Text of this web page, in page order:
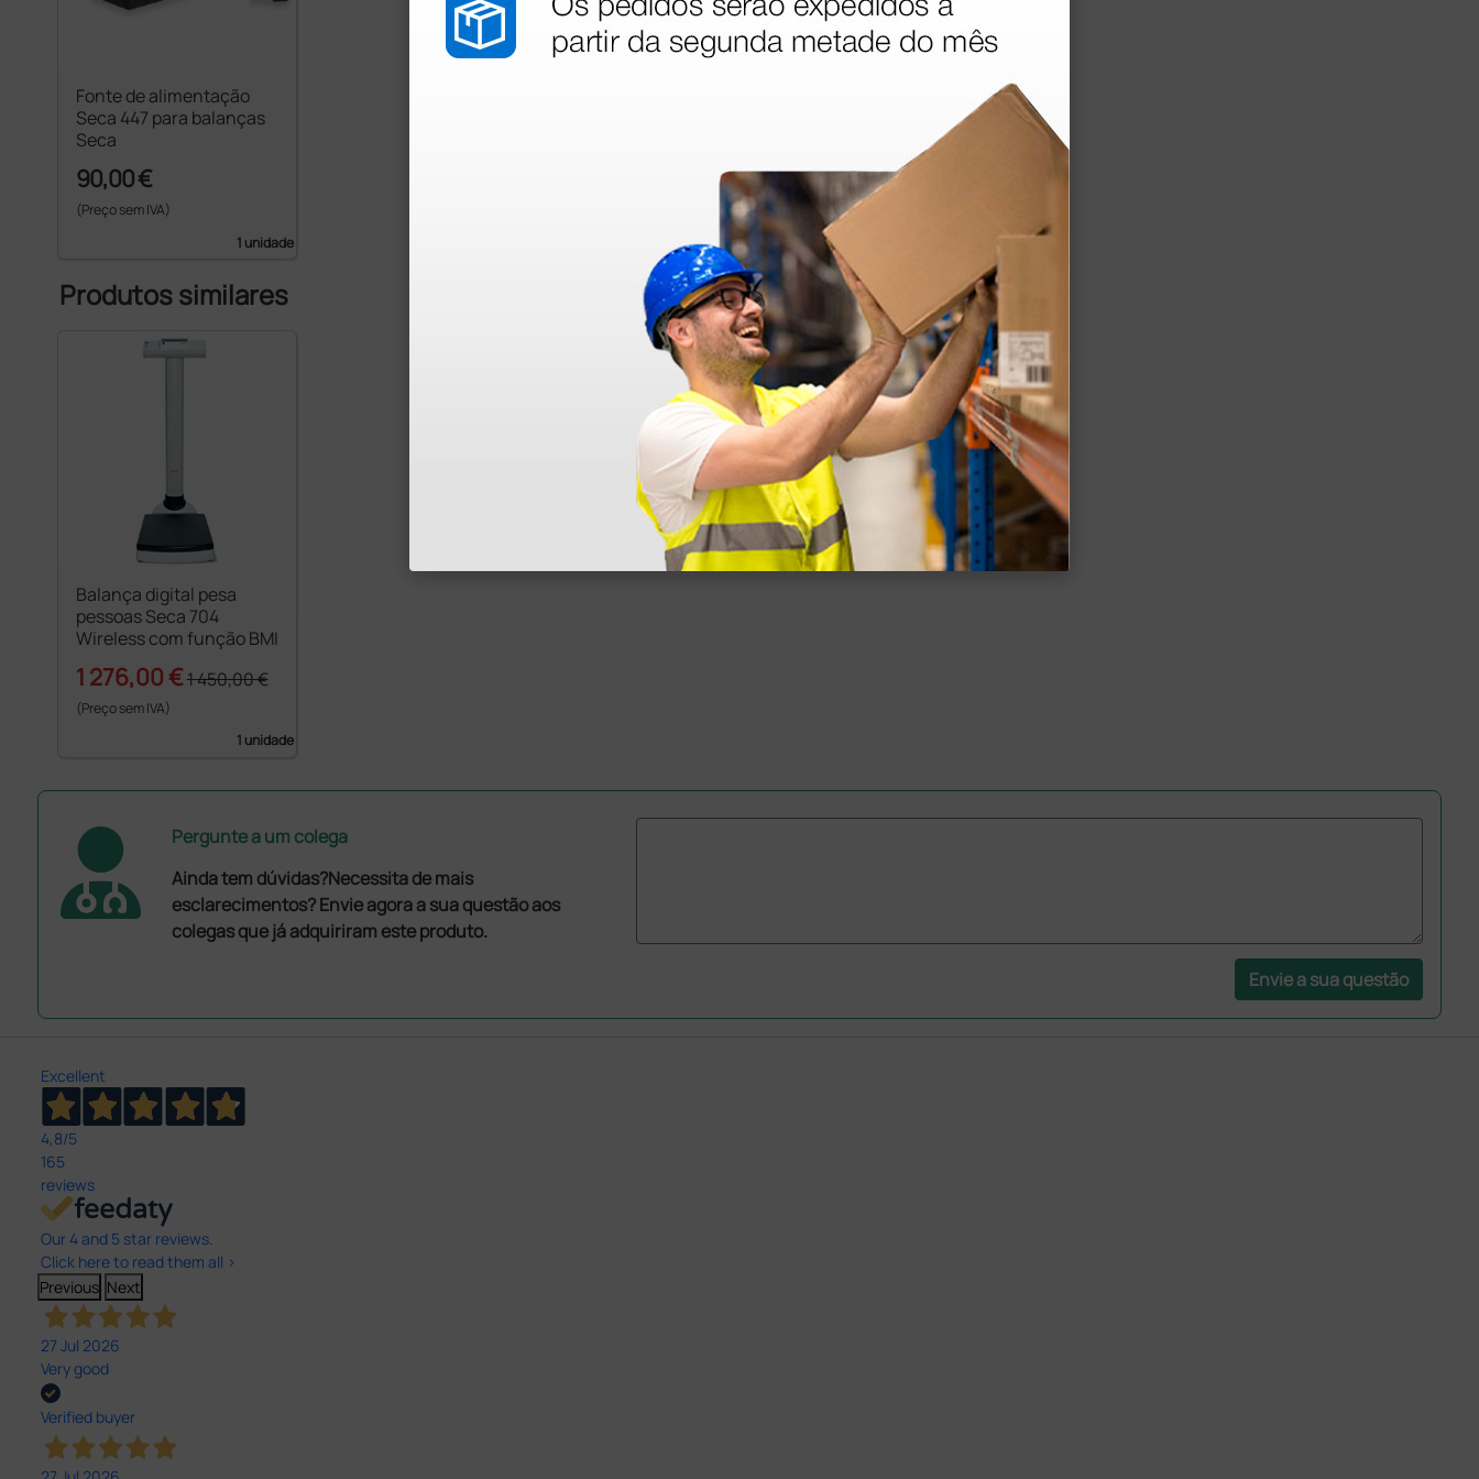
Fonte de alimentação
Seca 447 para balanças
Seca
90,00 €
(Preço sem IVA)
1 unidade
Produtos similares
Balança digital pesa
pessoas Seca 704
Wireless com função BMI
1 276,00 €1 450,00 €
(Preço sem IVA)
1 unidade
Pergunte a um colega
Ainda tem dúvidas?Necessita de mais
esclarecimentos? Envie agora a sua questão aos
colegas que já adquiriram este produto.
Envie a sua questão
Excellent
4,8/5
165
reviews
Our 4 and 5 star reviews.
Click here to read them all >
Previous Next
27 Jul 2026
Very good
Verified buyer